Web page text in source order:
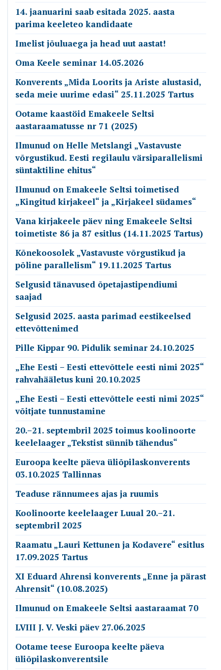
14. jaanuarini saab esitada 2025. aasta
parima keeleteo kandidaate
Imelist jõuluaega ja head uut aastat!
Oma Keele seminar 14.05.2026
Konverents „Mida Loorits ja Ariste alustasid,
seda meie uurime edasi“ 25.11.2025 Tartus
Ootame kaastöid Emakeele Seltsi
aastaraamatusse nr 71 (2025)
Ilmunud on Helle Metslangi „Vastavuste
võrgustikud. Eesti regilaulu värsiparallelismi
süntaktiline ehitus“
Ilmunud on Emakeele Seltsi toimetised
„Kingitud kirjakeel“ ja „Kirjakeel südames“
Vana kirjakeele päev ning Emakeele Seltsi
toimetiste 86 ja 87 esitlus (14.11.2025 Tartus)
Kõnekoosolek „Vastavuste võrgustikud ja
põline parallelism“ 19.11.2025 Tartus
Selgusid tänavused õpetajastipendiumi
saajad
Selgusid 2025. aasta parimad eestikeelsed
ettevõttenimed
Pille Kippar 90. Pidulik seminar 24.10.2025
„Ehe Eesti – Eesti ettevõttele eesti nimi 2025“
rahvahääletus kuni 20.10.2025
„Ehe Eesti – Eesti ettevõttele eesti nimi 2025“
võitjate tunnustamine
20.–21. septembril 2025 toimus koolinoorte
keelelaager „Tekstist sünnib tähendus“
Euroopa keelte päeva üliõpilaskonverents
03.10.2025 Tallinnas
Teaduse rännumees ajas ja ruumis
Koolinoorte keelelaager Luual 20.–21.
septembril 2025
Raamatu „Lauri Kettunen ja Kodavere“ esitlus
17.09.2025 Tartus
XI Eduard Ahrensi konverents „Enne ja pärast
Ahrensit“ (10.08.2025)
Ilmunud on Emakeele Seltsi aastaraamat 70
LVIII J. V. Veski päev 27.06.2025
Ootame teese Euroopa keelte päeva
üliõpilaskonverentsile